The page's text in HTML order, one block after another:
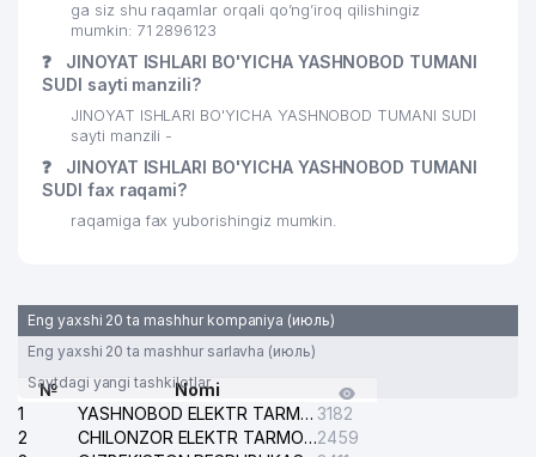
ga siz shu raqamlar orqali qo’ng’iroq qilishingiz
mumkin: 71 2896123
❓
JINOYAT ISHLARI BO'YICHA YASHNOBOD TUMANI
SUDI sayti manzili?
JINOYAT ISHLARI BO'YICHA YASHNOBOD TUMANI SUDI
sayti manzili -
❓
JINOYAT ISHLARI BO'YICHA YASHNOBOD TUMANI
SUDI fax raqami?
raqamiga fax yuborishingiz mumkin.
Eng yaxshi 20 ta mashhur kompaniya (июль)
Eng yaxshi 20 ta mashhur sarlavha (июль)
Saytdagi yangi tashkilotlar
№
Nomi
1
YASHNOBOD ELEKTR TARMOG'I NOSOZLIKLARI XIZMATI 3182
2
CHILONZOR ELEKTR TARMOG'I NOSOZLIK XIZMATI2459